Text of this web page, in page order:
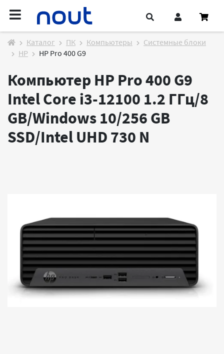
Каталог ПК Компьютеры
Системные блоки
HP
HP Pro 400 G9
Компьютер HP Pro 400 G9
Intel Core i3-12100 1.2 ГГц/8
GB/Windows 10/256 GB
SSD/Intel UHD 730 N